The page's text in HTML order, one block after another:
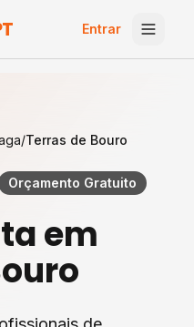
Entrar
/Terras de Bouro
Orçamento Gratuito
em